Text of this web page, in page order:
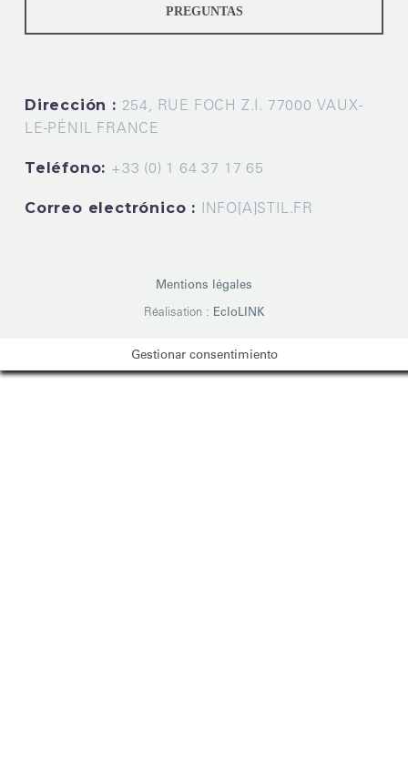
PREGUNTAS
Dirección : 254, RUE FOCH Z.I. 77000 VAUX-
LE-PÉNIL FRANCE
Teléfono: +33 (0) 1 64 37 17 65
Correo electrónico : INFO[A]STIL.FR
Mentions légales
Réalisation : EcloLINK
Gestionar consentimiento